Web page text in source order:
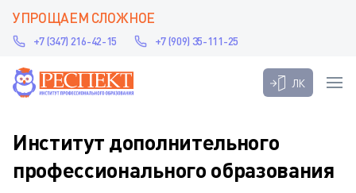
УПРОЩАЕМ СЛОЖНОЕ
+7 (347) 216-42-15 +7 (909) 35-111-25
ЛК
Институт дополнительного
профессионального образования